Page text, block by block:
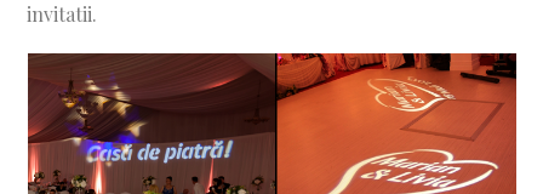
invitatii.